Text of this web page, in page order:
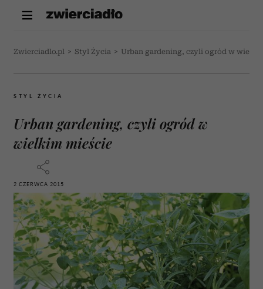
Zwierciadlo.pl > Styl Życia > Urban gardening, czyli ogród w
STYL ŻYCIA
Urban gardening, czyli ogród w
wielkim mieście
2 CZERWCA 2015